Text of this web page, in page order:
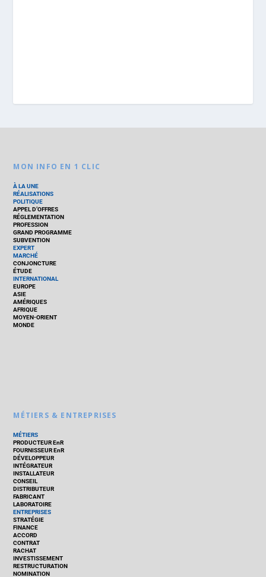
MON INFO EN 1 CLIC
À LA UNE
RÉALISATIONS
POLITIQUE
APPEL D’OFFRES
RÉGLEMENTATION
PROFESSION
GRAND PROGRAMME
SUBVENTION
EXPERT
MARCHÉ
CONJONCTURE
ÉTUDE
INTERNATIONAL
EUROPE
ASIE
AMÉRIQUES
AFRIQUE
MOYEN-ORIENT
MONDE
MÉTIERS & ENTREPRISES
MÉTIERS
PRODUCTEUR EnR
FOURNISSEUR EnR
DÉVELOPPEUR
INTÉGRATEUR
INSTALLATEUR
CONSEIL
DISTRIBUTEUR
FABRICANT
LABORATOIRE
ENTREPRISES
STRATÉGIE
FINANCE
ACCORD
CONTRAT
RACHAT
INVESTISSEMENT
RESTRUCTURATION
NOMINATION